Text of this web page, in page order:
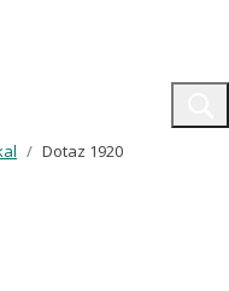
Dotaz 1920